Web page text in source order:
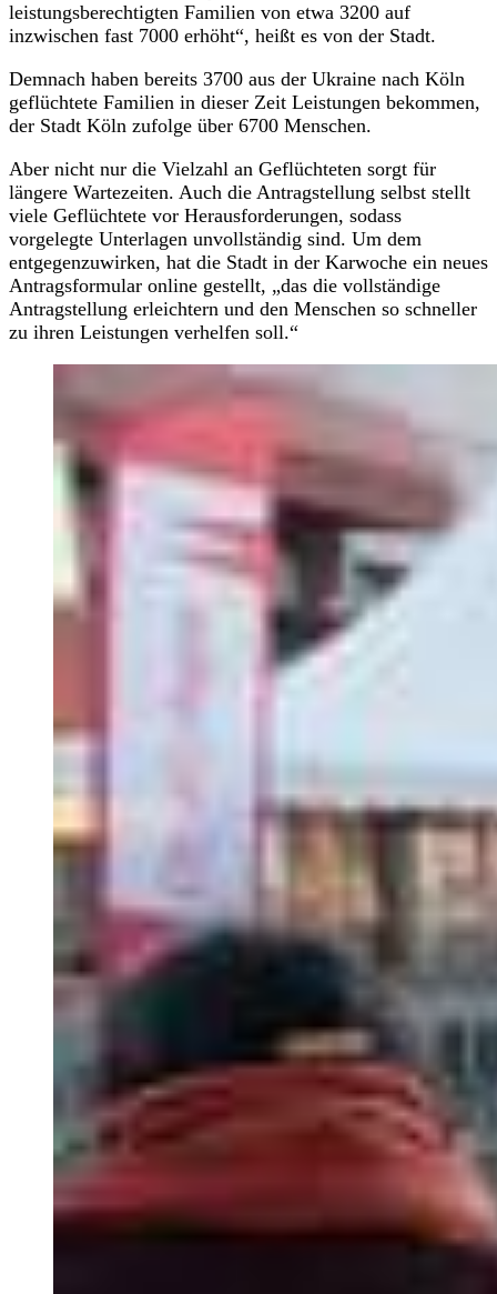
leistungsberechtigten Familien von etwa 3200 auf
inzwischen fast 7000 erhöht“, heißt es von der Stadt.
Demnach haben bereits 3700 aus der Ukraine nach Köln
geflüchtete Familien in dieser Zeit Leistungen bekommen,
der Stadt Köln zufolge über 6700 Menschen.
Aber nicht nur die Vielzahl an Geflüchteten sorgt für
längere Wartezeiten. Auch die Antragstellung selbst stellt
viele Geflüchtete vor Herausforderungen, sodass
vorgelegte Unterlagen unvollständig sind. Um dem
entgegenzuwirken, hat die Stadt in der Karwoche ein neues
Antragsformular online gestellt, „das die vollständige
Antragstellung erleichtern und den Menschen so schneller
zu ihren Leistungen verhelfen soll.“